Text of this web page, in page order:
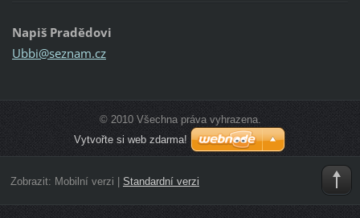
Napiš Pradědovi
Ubbi@seznam.cz
© 2010 Všechna práva vyhrazena.
Vytvořte si web zdarma!
Zobrazit: Mobilní verzi Standardní verzi